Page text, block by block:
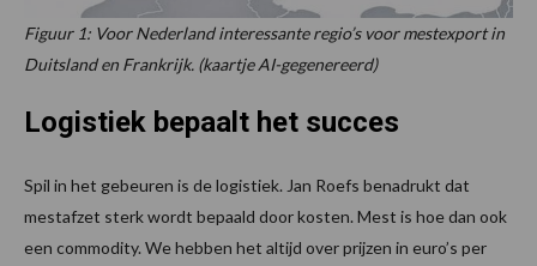
Figuur 1: Voor Nederland interessante regio’s voor mestexport in
Duitsland en Frankrijk. (kaartje AI-gegenereerd)
Logistiek bepaalt het succes
Spil in het gebeuren is de logistiek. Jan Roefs benadrukt dat
mestafzet sterk wordt bepaald door kosten. Mest is hoe dan ook
een commodity. We hebben het altijd over prijzen in euro’s per